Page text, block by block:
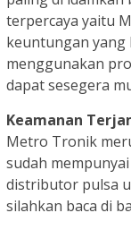
terpercaya yaitu
keuntungan yang
menggunakan
dapat sesegera
Keamanan
Metro Tronik
sudah
distributor pulsa
silahkan baca di